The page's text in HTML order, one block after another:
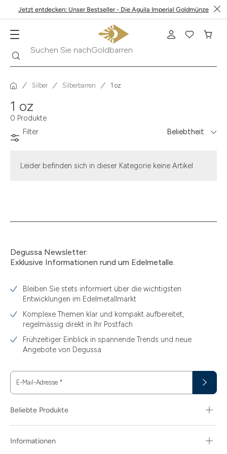
Jetzt entdecken: Unser Bestseller - Die Aguila Imperial Goldmünze
Suchen Sie nachGoldbarren
Silber Silberbarren 1 oz
1 oz
0 Produkte
Filter
Beliebtheit
Leider befinden sich in dieser Kategorie keine Artikel
Degussa Newsletter:
Exklusive Informationen rund um Edelmetalle.
Bleiben Sie stets informiert über die wichtigsten
Entwicklungen im Edelmetallmarkt
Komplexe Themen klar und kompakt aufbereitet,
regelmässig direkt in Ihr Postfach
Frühzeitiger Einblick in spannende Trends und neue
Angebote von Degussa
E-Mail-Adresse *
Beliebte Produkte
Informationen